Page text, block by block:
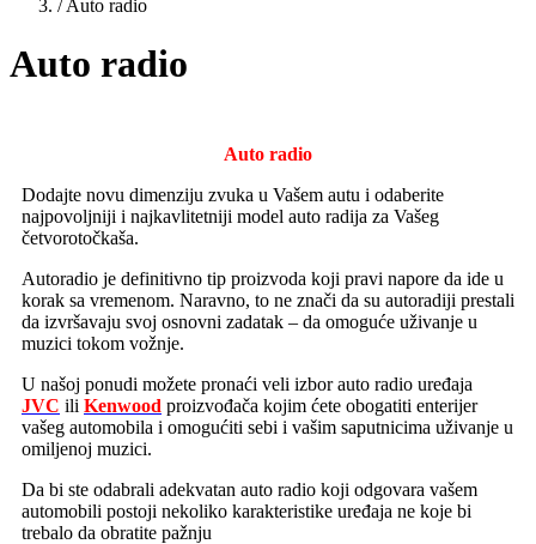
/ Auto radio
Auto radio
Auto radio
Dodajte novu dimenziju zvuka u Vašem autu i odaberite
najpovoljniji i najkavlitetniji model auto radija za Vašeg
četvorotočkaša.
Autoradio je definitivno tip proizvoda koji pravi napore da ide u
korak sa vremenom. Naravno, to ne znači da su autoradiji prestali
da izvršavaju svoj osnovni zadatak – da omoguće uživanje u
muzici tokom vožnje.
U našoj ponudi možete pronaći veli izbor auto radio uređaja
JVC ili Kenwood proizvođača kojim ćete obogatiti enterijer
vašeg automobila i omogućiti sebi i vašim saputnicima uživanje u
omiljenoj muzici.
Da bi ste odabrali adekvatan auto radio koji odgovara vašem
automobili postoji nekoliko karakteristike uređaja ne koje bi
trebalo da obratite pažnju